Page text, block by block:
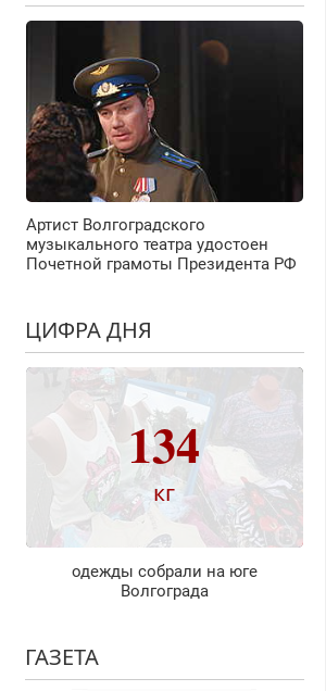
Артист Волгоградского
музыкального театра удостоен
Почетной грамоты Президента РФ
ЦИФРА ДНЯ
134
кг
одежды собрали на юге
Волгограда
ГАЗЕТА